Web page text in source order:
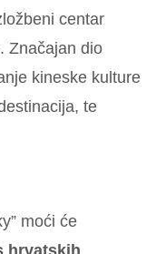
centar
Značajan dio
kineske kulture
te
moći će
hrvatskih